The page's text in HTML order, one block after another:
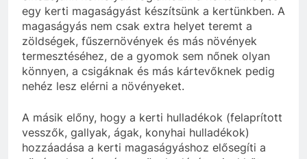
egy kerti magaságyást készítsünk a kertünkben. A
magaságyás nem csak extra helyet teremt a
zöldségek, fűszernövények és más növények
termesztéséhez, de a gyomok sem nőnek olyan
könnyen, a csigáknak és más kártevőknek pedig
nehéz lesz elérni a növényeket.
A másik előny, hogy a kerti hulladékok (felaprított
vesszők, gallyak, ágak, konyhai hulladékok)
hozzáadása a kerti magaságyáshoz elősegíti a